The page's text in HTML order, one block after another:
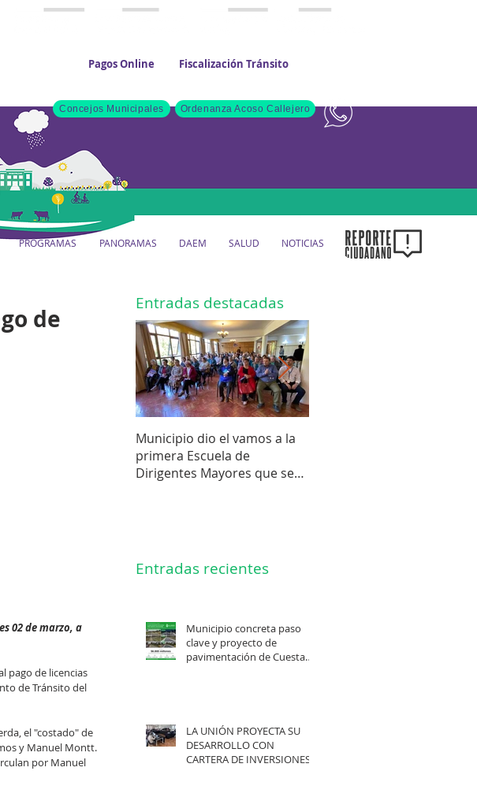
Pagos Online Fiscalización Tránsito
Concejos Municipales
PROGRAMAS PANORAMAS DAEM SALUD NOTICIAS
Ordenanza Acoso Callejero
de
02 de marzo, a
pago de licencias
de Tránsito del
el "costado" de
y Manuel Montt.
por Manuel
Entradas destacadas
Municipio dio el vamos a la
primera Escuela de
Dirigentes Mayores que se
Entradas recientes
Municipio concreta paso
clave y proyecto de
pavimentación de Cuesta
LA UNIÓN PROYECTA SU
DESARROLLO CON
CARTERA DE INVERSIONES